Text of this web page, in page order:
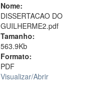
Nome:
DISSERTACAO DO
GUILHERME2.pdf
Tamanho:
563.9Kb
Formato:
PDF
Visualizar/Abrir